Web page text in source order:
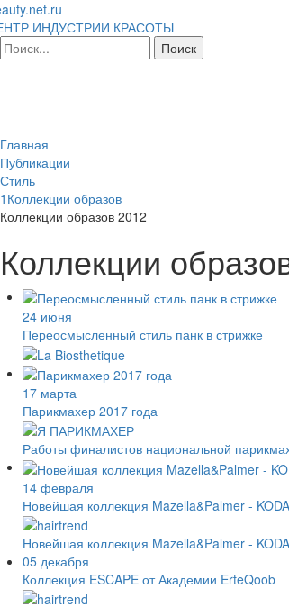
ИНДУСТРИИ КРАСОТЫ
Главная
Публикации
Стиль
1Коллекции образов
Коллекции образов 2012
Коллекции
24 июня
Переосмысленный стиль панк в стрижке
17 марта
Парикмахер 2017 года
Работы финалистов национальной
14 февраля
Новейшая коллекция Mazella&Palmer -
Новейшая коллекция Mazella&Palmer -
05 декабря
Коллекция ESCAPE от Академии ErteQoob